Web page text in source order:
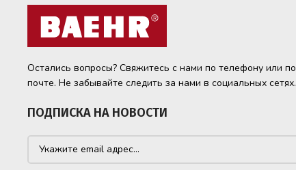
Остались вопросы? Свяжитесь с нами по телефону или по
почте. Не забывайте следить за нами в социальных сетях.
ПОДПИСКА НА НОВОСТИ